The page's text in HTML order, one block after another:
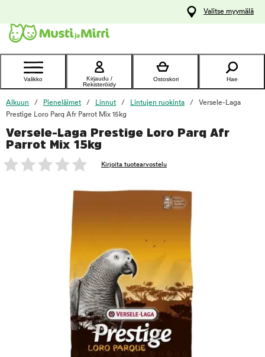
Ota yhteyttä
asiakaspalveluun
Valitse myymälä
Valikko
Kirjaudu /
Rekisteröidy
Ostoskori Hae
Alkuun Pieneläimet Linnut Lintujen ruokinta
Versele-Laga
Prestige Loro Parq Afr Parrot Mix 15kg
Versele-Laga Prestige Loro Parq Afr
Parrot Mix 15kg
Kirjoita tuotearvostelu
foo